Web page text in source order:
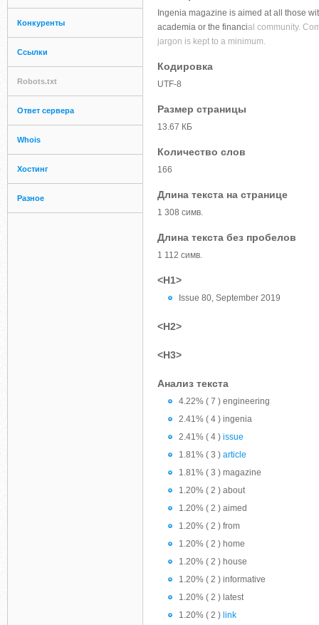
Конкуренты
Ссылки
Robots.txt
Ответ сервера
Whois
Хостинг
Разное
Ingenia magazine is aimed at all those
academia or the financial community.
jargon is kept to a minimum.
Кодировка
UTF-8
Размер страницы
13.67 КБ
Количество слов
166
Длина текста на странице
1 308 симв.
Длина текста без пробелов
1 112 симв.
<H1>
Issue 80, September 2019
<H2>
<H3>
Анализ текста
4.22% ( 7 ) engineering
2.41% ( 4 ) ingenia
2.41% ( 4 ) issue
1.81% ( 3 ) article
1.81% ( 3 ) magazine
1.20% ( 2 ) about
1.20% ( 2 ) aimed
1.20% ( 2 ) from
1.20% ( 2 ) home
1.20% ( 2 ) house
1.20% ( 2 ) informative
1.20% ( 2 ) latest
1.20% ( 2 ) link